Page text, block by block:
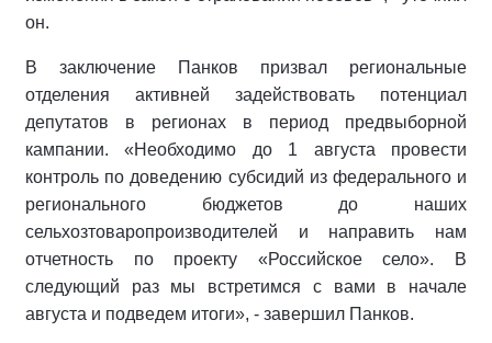
он.
В заключение Панков призвал региональные
отделения активней задействовать потенциал
депутатов в регионах в период предвыборной
кампании. «Необходимо до 1 августа провести
контроль по доведению субсидий из федерального и
регионального бюджетов до наших
сельхозтоваропроизводителей и направить нам
отчетность по проекту «Российское село». В
следующий раз мы встретимся с вами в начале
августа и подведем итоги», - завершил Панков.